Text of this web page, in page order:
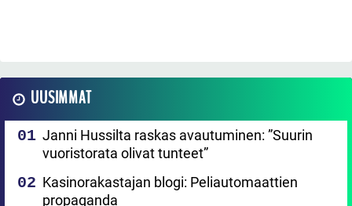
UUSIMMAT
Janni Hussilta raskas avautuminen: ”Suurin
vuoristorata olivat tunteet”
Kasinorakastajan blogi: Peliautomaattien
propaganda